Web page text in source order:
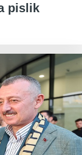
pislik